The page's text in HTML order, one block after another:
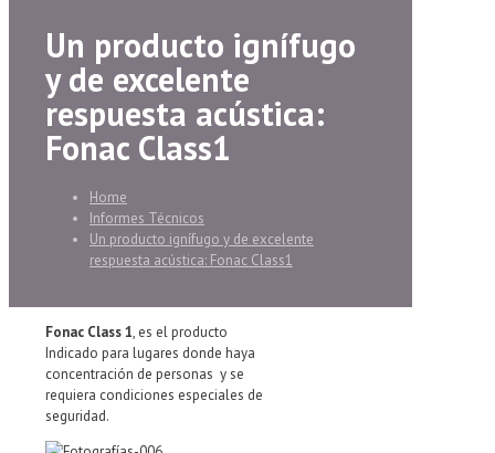
Un producto ignífugo
y de excelente
respuesta acústica:
Fonac Class1
Home
Informes Técnicos
Un producto ignífugo y de excelente
respuesta acústica: Fonac Class1
Fonac Class 1, es el producto
Indicado para lugares donde haya
concentración de personas y se
requiera condiciones especiales de
seguridad.